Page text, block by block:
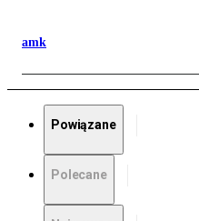
amk
Powiązane
Polecane